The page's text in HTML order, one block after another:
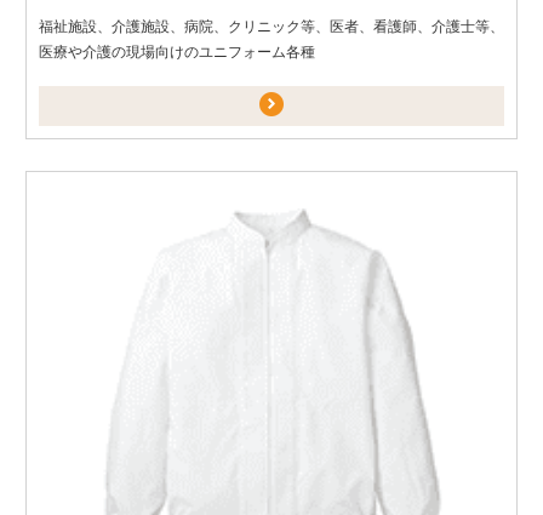
福祉施設、介護施設、病院、クリニック等、医者、看護師、介護士等、
医療や介護の現場向けのユニフォーム各種